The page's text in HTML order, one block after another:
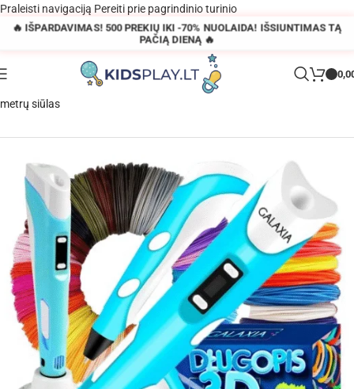
Praleisti navigaciją Pereiti prie pagrindinio turinio
🔥 IŠPARDAVIMAS! 500 PREKIŲ IKI -70% NUOLAIDA! IŠSIUNTIMAS TĄ
PAČIĄ DIENĄ 🔥
Parduotuvė
3D rašiklių rinkinys vaikams + kasetės, 110
metrų siūlas